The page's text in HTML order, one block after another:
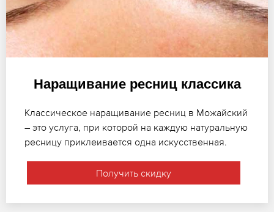
Наращивание ресниц классика
Классическое наращивание ресниц в Можайский
– это услуга, при которой на каждую натуральную
ресницу приклеивается одна искусственная.
Получить скидку